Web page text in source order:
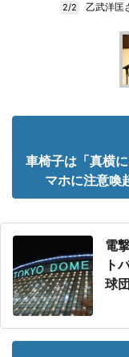
2/2 乙武洋匡
車椅子は「真横
マホに注意喚
電
ト
球